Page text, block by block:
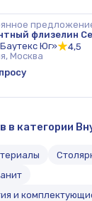
флизелин
Юг»
4,5
Москва
в категории
и